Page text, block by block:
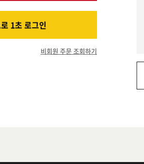
1초 로그인
비회원 주문 조회하기